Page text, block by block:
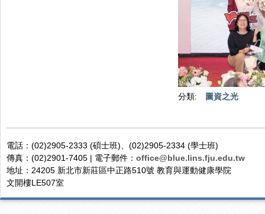
分類: 圖資之光
電話：(02)2905-2333 (碩士班)、(02)2905-2334 (學士班)
傳真：(02)2901-7405 | 電子郵件： office@blue.lins.fju.edu.tw
地址：24205 新北市新莊區中正路510號 教育與運動健康學院
文開樓LE507室